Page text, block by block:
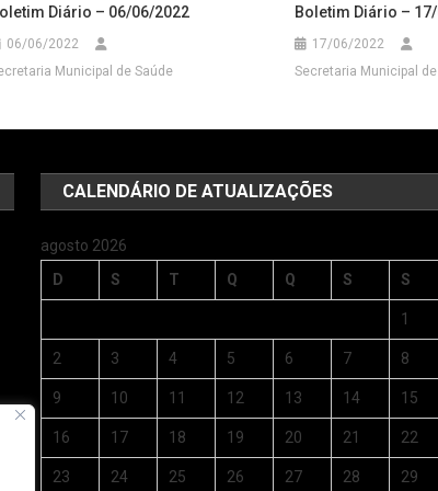
Diário – 06/06/2022
06/06/2022
Municipal de Saúde
Boletim Diário –
17/06/2022
Secretaria Municipal
CALENDÁRIO DE ATUALIZAÇÕES
agosto 2026
D
S T Q Q S S
1
2 3 4 5 6 7 8
9 10 11 12 13 14 15
16 17 18 19 20 21 22
23 24 25 26 27 28 29